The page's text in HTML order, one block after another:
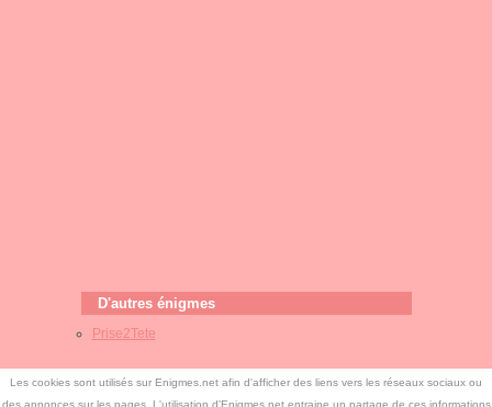
D'autres énigmes
Prise2Tete
Les cookies sont utilisés sur Enigmes.net afin d'afficher des liens vers les réseaux sociaux ou
des annonces sur les pages. L'utilisation d'Enigmes.net entraine un partage de ces informations